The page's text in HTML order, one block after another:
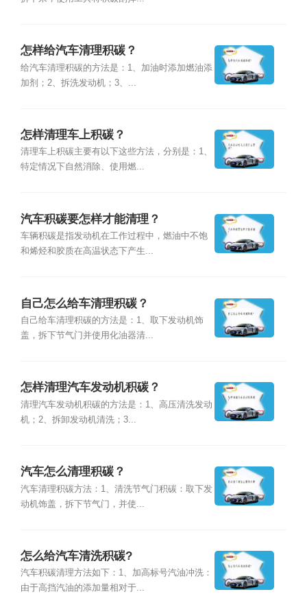
怎样给汽车清理积碳？
给汽车清理积碳的方法是：1、加油时添加燃油添
加剂；2、拆洗发动机；3、...
怎样清理车上积碳？
清理车上积碳主要有以下这些方法，分别是：1、
特定情况下自然消除、使用燃...
汽车积碳要怎样才能清理？
车辆积碳是指发动机在工作过程中，燃油中不饱
和烯烃和胶质在高温状态下产生...
自己怎么给车清理积碳？
自己给车清理积碳的方法是：1、取下发动机饰
盖，拆下节气门并使用化油器清...
怎样清理汽车发动机积碳？
清理汽车发动机积碳的方法是：1、高压清洗发动
机；2、拆卸发动机清洗；3...
汽车怎么清理积碳？
汽车清理积碳方法：1、清洗节气门积碳：取下发
动机饰盖，拆下节气门，并使...
怎么给汽车清洗积碳?
汽车积碳清理方法如下：1、加高标号汽油冲洗：
由于高挡汽油的添加量相对于...